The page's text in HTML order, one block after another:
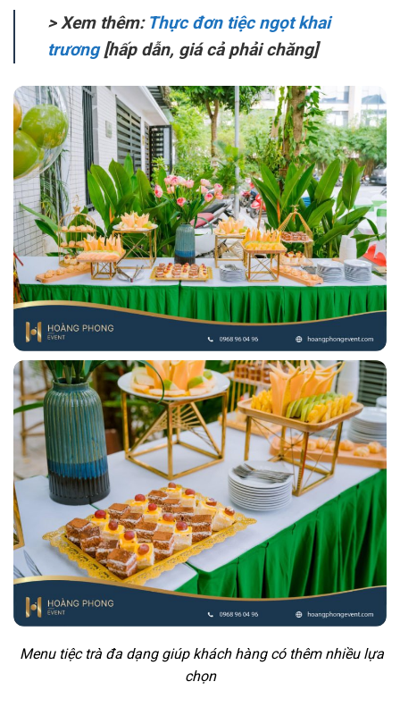
> Xem thêm:Thực đơn tiệc ngọt khai
trương[hấp dẫn, giá cả phải chăng]
Menu tiệc trà đa dạng giúp khách hàng có thêm nhiều lựa
chọn